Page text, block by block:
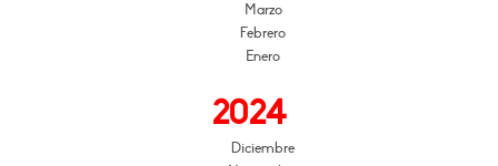
Marzo
Febrero
Enero
2024
Diciembre